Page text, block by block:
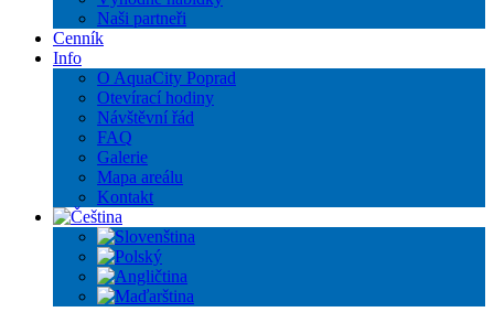
Naši partneři
Cenník
Info
O AquaCity Poprad
Otevírací hodiny
Návštěvní řád
FAQ
Galerie
Mapa areálu
Kontakt